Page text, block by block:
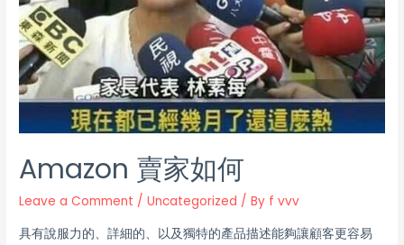
Amazon 賣家如何
Leave a Comment /Uncategorized / By f vvv
具有說服力的、詳細的、以及獨特的產品描述能夠讓顧客更容易